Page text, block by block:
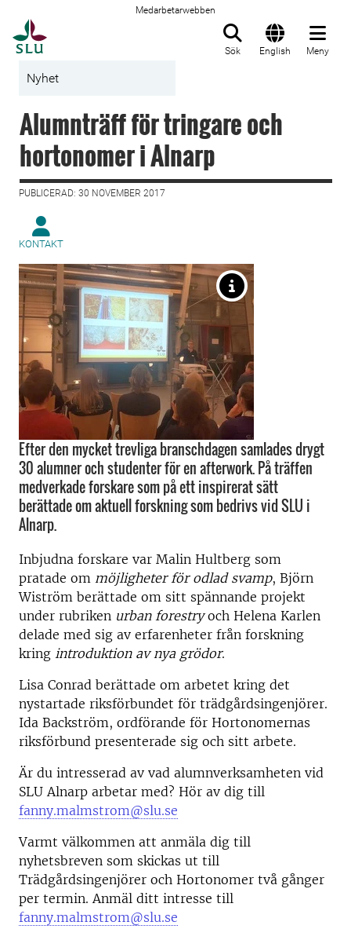
Medarbetarwebben
Sök English Meny
Nyhet
Alumnträff för tringare och
hortonomer i Alnarp
PUBLICERAD: 30 NOVEMBER 2017
KONTAKT
Efter den mycket trevliga branschdagen samlades drygt
30 alumner och studenter för en afterwork. På träffen
medverkade forskare som på ett inspirerat sätt
berättade om aktuell forskning som bedrivs vid SLU i
Alnarp.
Inbjudna forskare var Malin Hultberg som
pratade om möjligheter för odlad svamp, Björn
Wiström berättade om sitt spännande projekt
under rubriken urban forestryoch Helena Karlen
delade med sig av erfarenheter från forskning
kring introduktion av nya grödor.
Lisa Conrad berättade om arbetet kring det
nystartade riksförbundet för trädgårdsingenjörer.
Ida Backström, ordförande för Hortonomernas
riksförbund presenterade sig och sitt arbete.
Är du intresserad av vad alumnverksamheten vid
SLU Alnarp arbetar med? Hör av dig till
fanny.malmstrom@slu.se
Varmt välkommen att anmäla dig till
nyhetsbreven som skickas ut till
Trädgårdsingenjörer och Hortonomer två gånger
per termin. Anmäl ditt intresse till
fanny.malmstrom@slu.se